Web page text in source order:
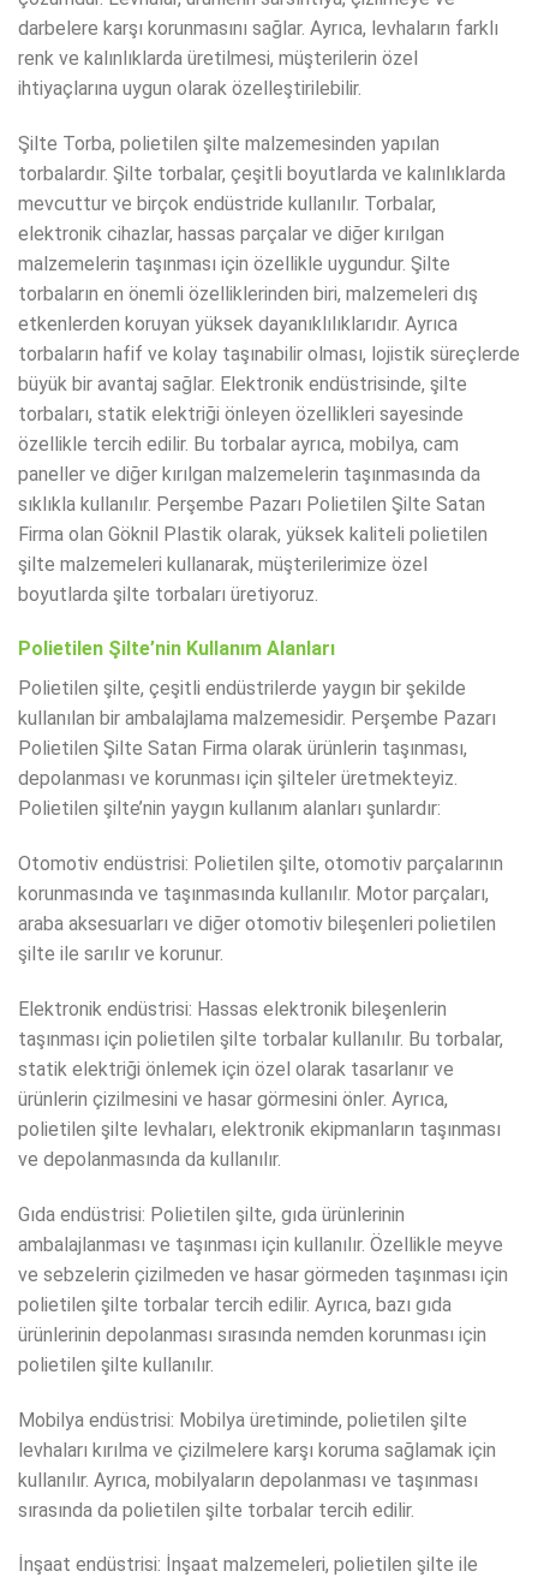
darbelere karşı korunmasını sağlar. Ayrıca, levhaların farklı
renk ve kalınlıklarda üretilmesi, müşterilerin özel
ihtiyaçlarına uygun olarak özelleştirilebilir.
Şilte Torba, polietilen şilte malzemesinden yapılan
torbalardır. Şilte torbalar, çeşitli boyutlarda ve kalınlıklarda
mevcuttur ve birçok endüstride kullanılır. Torbalar,
elektronik cihazlar, hassas parçalar ve diğer kırılgan
malzemelerin taşınması için özellikle uygundur. Şilte
torbaların en önemli özelliklerinden biri, malzemeleri dış
etkenlerden koruyan yüksek dayanıklılıklarıdır. Ayrıca
torbaların hafif ve kolay taşınabilir olması, lojistik süreçlerde
büyük bir avantaj sağlar. Elektronik endüstrisinde, şilte
torbaları, statik elektriği önleyen özellikleri sayesinde
özellikle tercih edilir. Bu torbalar ayrıca, mobilya, cam
paneller ve diğer kırılgan malzemelerin taşınmasında da
sıklıkla kullanılır. Perşembe Pazarı Polietilen Şilte Satan
Firma olan Göknil Plastik olarak, yüksek kaliteli polietilen
şilte malzemeleri kullanarak, müşterilerimize özel
boyutlarda şilte torbaları üretiyoruz.
Polietilen Şilte’nin Kullanım Alanları
Polietilen şilte, çeşitli endüstrilerde yaygın bir şekilde
kullanılan bir ambalajlama malzemesidir. Perşembe Pazarı
Polietilen Şilte Satan Firma olarak ürünlerin taşınması,
depolanması ve korunması için şilteler üretmekteyiz.
Polietilen şilte’nin yaygın kullanım alanları şunlardır:
Otomotiv endüstrisi: Polietilen şilte, otomotiv parçalarının
korunmasında ve taşınmasında kullanılır. Motor parçaları,
araba aksesuarları ve diğer otomotiv bileşenleri polietilen
şilte ile sarılır ve korunur.
Elektronik endüstrisi: Hassas elektronik bileşenlerin
taşınması için polietilen şilte torbalar kullanılır. Bu torbalar,
statik elektriği önlemek için özel olarak tasarlanır ve
ürünlerin çizilmesini ve hasar görmesini önler. Ayrıca,
polietilen şilte levhaları, elektronik ekipmanların taşınması
ve depolanmasında da kullanılır.
Gıda endüstrisi: Polietilen şilte, gıda ürünlerinin
ambalajlanması ve taşınması için kullanılır. Özellikle meyve
ve sebzelerin çizilmeden ve hasar görmeden taşınması için
polietilen şilte torbalar tercih edilir. Ayrıca, bazı gıda
ürünlerinin depolanması sırasında nemden korunması için
polietilen şilte kullanılır.
Mobilya endüstrisi: Mobilya üretiminde, polietilen şilte
levhaları kırılma ve çizilmelere karşı koruma sağlamak için
kullanılır. Ayrıca, mobilyaların depolanması ve taşınması
sırasında da polietilen şilte torbalar tercih edilir.
İnşaat endüstrisi: İnşaat malzemeleri, polietilen şilte ile